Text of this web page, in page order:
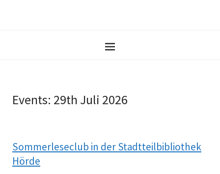
Events: 29th Juli 2026
Sommerleseclub in der Stadtteilbibliothek
Hörde